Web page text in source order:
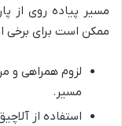
ممکن است برای برخی
لزوم همراهی و
مسیر.
استفاده از